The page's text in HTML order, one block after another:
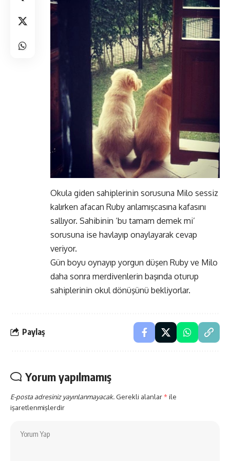
Okula giden sahiplerinin sorusuna Milo sessiz
kalırken afacan Ruby anlamışcasına kafasını
sallıyor. Sahibinin ‘bu tamam demek mi’
sorusuna ise havlayıp onaylayarak cevap
veriyor.
Gün boyu oynayıp yorgun düşen Ruby ve Milo
daha sonra merdivenlerin başında oturup
sahiplerinin okul dönüşünü bekliyorlar.
Paylaş
Yorum yapılmamış
E-posta adresiniz yayınlanmayacak. Gerekli alanlar*ile
işaretlenmişlerdir